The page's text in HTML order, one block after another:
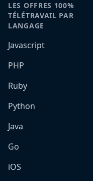
LES OFFRES 100%
TÉLÉTRAVAIL PAR
LANGAGE
Javascript
PHP
Ruby
Python
Java
Go
iOS